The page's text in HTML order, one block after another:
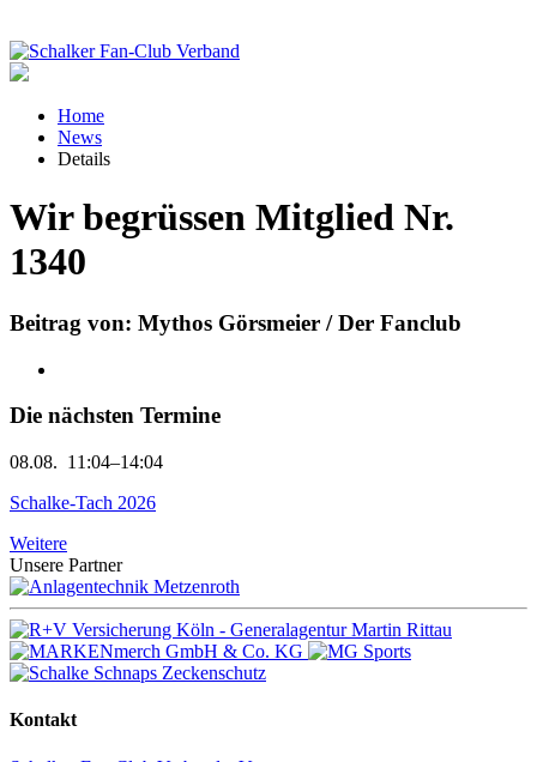
Home
News
Details
Wir begrüssen Mitglied Nr.
1340
Beitrag von: Mythos Görsmeier / Der Fanclub
Die nächsten Termine
08.08. 11:04–14:04
Schalke-Tach 2026
Weitere
Unsere Partner
Kontakt